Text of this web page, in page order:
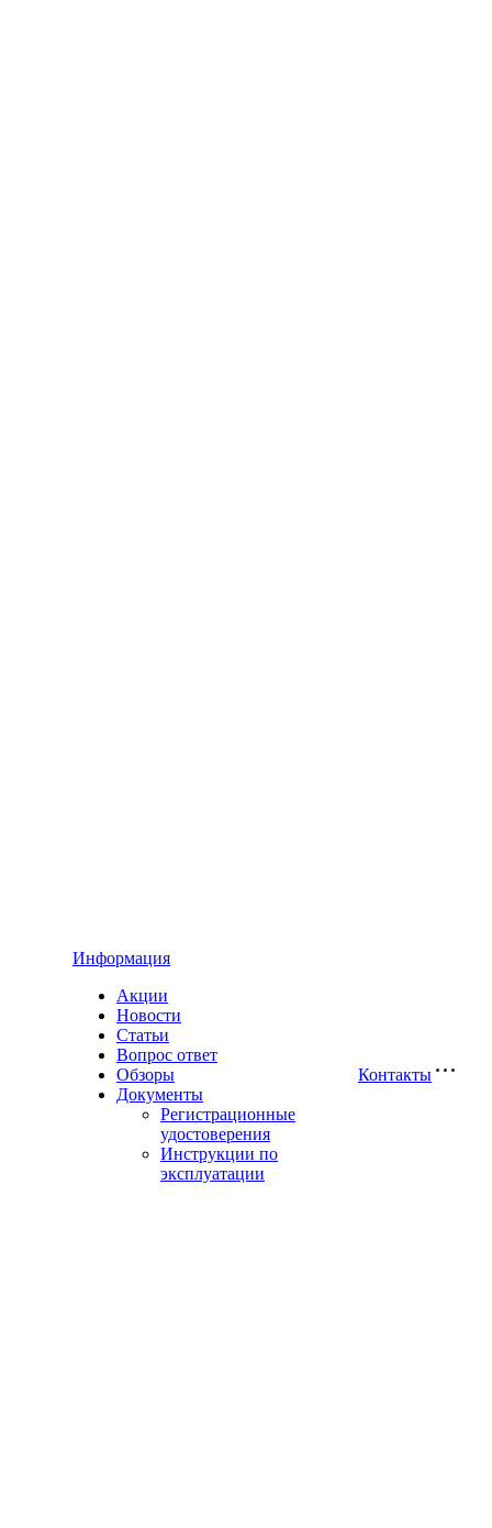
Информация
Акции
Новости
Статьи
Вопрос ответ
Обзоры
Документы
Регистрационные
удостоверения
Инструкции по
эксплуатации
Контакты